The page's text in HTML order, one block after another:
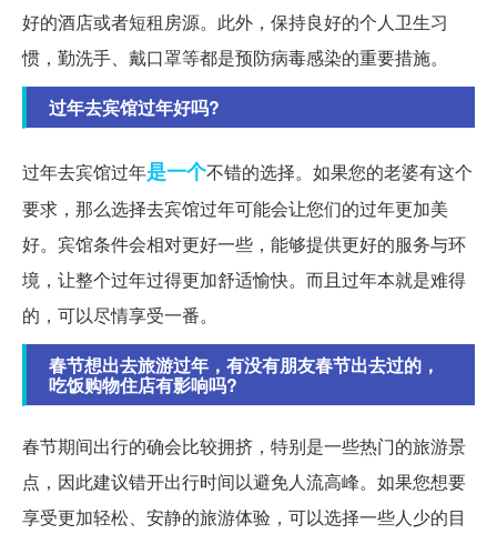
好的酒店或者短租房源。此外，保持良好的个人卫生习
惯，勤洗手、戴口罩等都是预防病毒感染的重要措施。
过年去宾馆过年好吗?
过年去宾馆过年是一个不错的选择。如果您的老婆有这个
要求，那么选择去宾馆过年可能会让您们的过年更加美
好。宾馆条件会相对更好一些，能够提供更好的服务与环
境，让整个过年过得更加舒适愉快。而且过年本就是难得
的，可以尽情享受一番。
春节想出去旅游过年，有没有朋友春节出去过的，
吃饭购物住店有影响吗?
春节期间出行的确会比较拥挤，特别是一些热门的旅游景
点，因此建议错开出行时间以避免人流高峰。如果您想要
享受更加轻松、安静的旅游体验，可以选择一些人少的目